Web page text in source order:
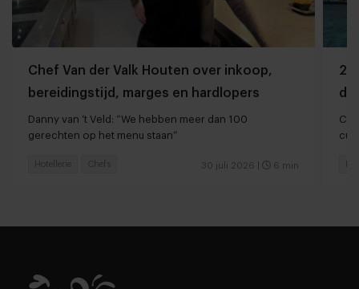
Chef Van der Valk Houten over inkoop,
bereidingstijd, marges en hardlopers
Danny van ‘t Veld: “We hebben meer dan 100
gerechten op het menu staan”
30 juli 2026 6 min
Hotellerie Chefs
20
de